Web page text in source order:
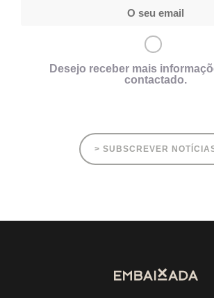
Desejo receber mais
contactado.
> SUBSCREVER